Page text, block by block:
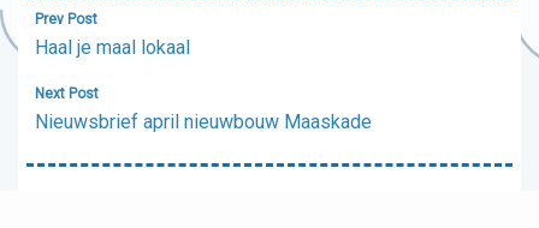
Bericht
navigatie
Prev Post
Haal je maal lokaal
Next Post
Nieuwsbrief april nieuwbouw Maaskade